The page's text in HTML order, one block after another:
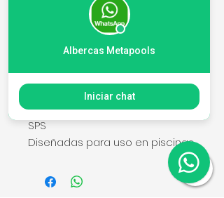
BOMBA PARA ALBERCA MODELO
SPS
Diseñadas para uso en piscinas
Resistente a productos
químicos y rayos UV.
Albercas Metapools
Iniciar chat